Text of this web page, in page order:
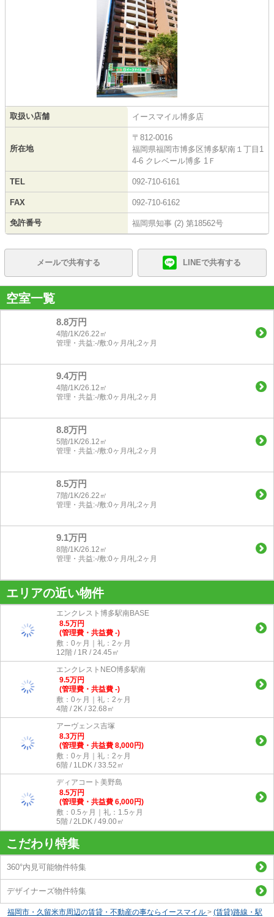
取扱い店舗 イースマイル博多店
所在地
〒812-0016
福岡県福岡市博多区博多駅南１丁目1
4-6 クレベール博多 1Ｆ
TEL 092-710-6161
FAX 092-710-6162
免許番号 福岡県知事 (2) 第18562号
メールで共有する LINEで共有する
空室一覧
8.8万円
4階/1K/26.22㎡
管理・共益:-/敷:0ヶ月/礼:2ヶ月
9.4万円
4階/1K/26.12㎡
管理・共益:-/敷:0ヶ月/礼:2ヶ月
8.8万円
5階/1K/26.12㎡
管理・共益:-/敷:0ヶ月/礼:2ヶ月
8.5万円
7階/1K/26.22㎡
管理・共益:-/敷:0ヶ月/礼:2ヶ月
9.1万円
8階/1K/26.12㎡
管理・共益:-/敷:0ヶ月/礼:2ヶ月
エリアの近い物件
エンクレスト博多駅南BASE
8.5万円
(管理費・共益費 -)
敷：0ヶ月｜礼：2ヶ月
12階 / 1R / 24.45㎡
エンクレストNEO博多駅南
9.5万円
(管理費・共益費 -)
敷：0ヶ月｜礼：2ヶ月
4階 / 2K / 32.68㎡
アーヴェンス吉塚
8.3万円
(管理費・共益費 8,000円)
敷：0ヶ月｜礼：2ヶ月
6階 / 1LDK / 33.52㎡
ディアコート美野島
8.5万円
(管理費・共益費 6,000円)
敷：0.5ヶ月｜礼：1.5ヶ月
5階 / 2LDK / 49.00㎡
こだわり特集
360°内見可能物件特集
デザイナーズ物件特集
福岡市・久留米市周辺の賃貸・不動産の事ならイースマイル > (賃貸)路線・駅